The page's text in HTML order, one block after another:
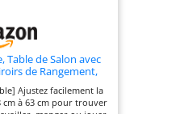
Table de Salon avec
de Rangement,
et Compartiment
et Noir d'encre
Ajustez facilement la
à 63 cm pour trouver